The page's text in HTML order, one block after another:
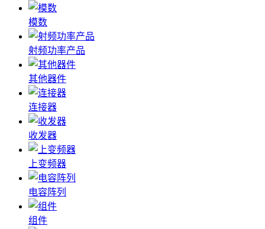
模数
射频功率产品
其他器件
连接器
收发器
上变频器
电容阵列
组件